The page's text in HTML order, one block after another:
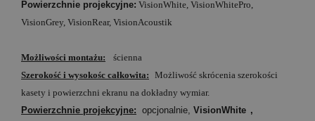
Powierzchnie projekcyjne: VisionWhite, VisionWhitePro,
VisionGrey, VisionRear, VisionAcoustik
Możliwości montażu:
ścienna
Szerokość i wysokośc całkowita: Możliwość skrócenia szerokości
kasety i powierzchni ekranu na dokładny wymiar.
Powierzchnie projekcyjne: opcjonalnie, VisionWhite ,